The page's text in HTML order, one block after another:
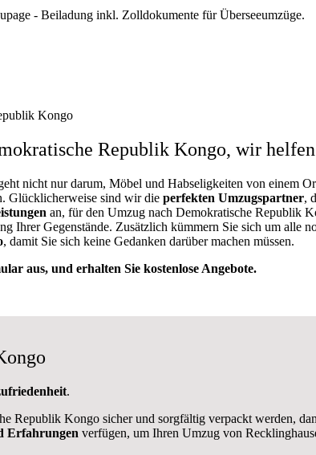
- Beiladung inkl. Zolldokumente für Überseeumzüge.
Kongo
Republik Kongo, wir
nicht nur darum, Möbel und Habseligkeiten von einem
Glücklicherweise sind wir die perfekten Umzugspartner,
an, für den Umzug nach Demokratische Republik
Ihrer Gegenstände. Zusätzlich kümmern Sie sich um alle
, damit Sie sich keine Gedanken darüber machen müssen.
aus, und erhalten Sie kostenlose Angebote.
.
Republik Kongo sicher und sorgfältig verpackt werden,
Erfahrungen verfügen, um Ihren Umzug von